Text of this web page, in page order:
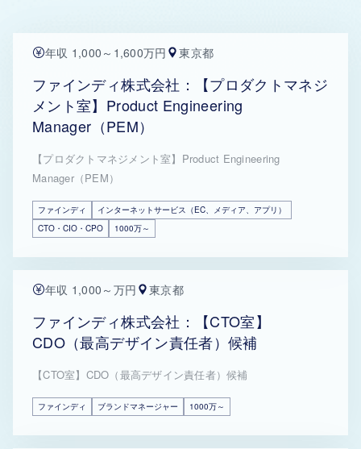
年収 1,000～1,600万円 東京都
ファインディ株式会社：【プロダクトマネジ
メント室】Product Engineering
Manager（PEM）
【プロダクトマネジメント室】Product Engineering
Manager（PEM）
ファインディ
インターネットサービス（EC、メディア、アプリ）
CTO・CIO・CPO
1000万～
年収 1,000～万円 東京都
ファインディ株式会社：【CTO室】
CDO（最高デザイン責任者）候補
【CTO室】CDO（最高デザイン責任者）候補
ファインディ ブランドマネージャー 1000万～